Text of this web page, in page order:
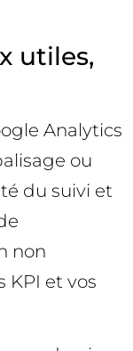
utiles,
Analytics
ou
du suivi et
non
KPI et vos